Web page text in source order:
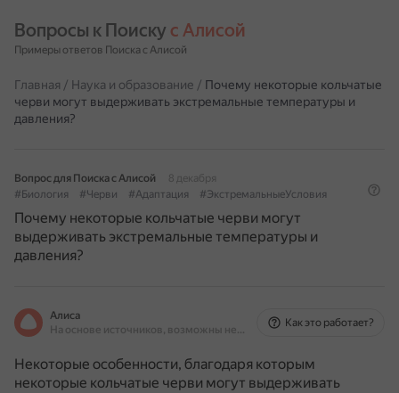
Вопросы к Поиску с Алисой
Примеры ответов Поиска с Алисой
Главная / Наука и образование / Почему некоторые кольчатые
черви могут выдерживать экстремальные температуры и
давления?
Вопрос для Поиска с Алисой
8 декабря
#Биология
#Черви #Адаптация #ЭкстремальныеУсловия
Почему некоторые кольчатые черви могут
выдерживать экстремальные температуры и
давления?
Алиса
На основе источников, возможны неточности
Как это работает?
Некоторые особенности, благодаря которым
некоторые кольчатые черви могут выдерживать